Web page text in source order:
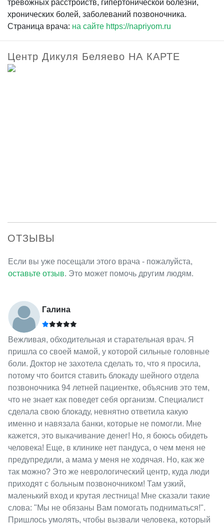
тревожных расстройств, гипертонической болезни,
хронических болей, заболеваний позвоночника.
Страница врача: на сайте https://napriyom.ru
Центр Дикуля Беляево НА КАРТЕ
ОТЗЫВЫ
Если вы уже посещали этого врача - пожалуйста,
оставьте отзыв. Это может помочь другим людям.
Галина
Вежливая, обходительная и старательная врач. Я
пришла со своей мамой, у которой сильные головные
боли. Доктор не захотела сделать то, что я просила,
потому что боится ставить блокаду шейного отдела
позвоночника 94 летней пациентке, объяснив это тем,
что не знает как поведет себя организм. Специалист
сделала свою блокаду, невнятно ответила какую
именно и навязала банки, которые не помогли. Мне
кажется, это выкачивание денег! Но, я боюсь обидеть
человека! Еще, в клинике нет пандуса, о чем меня не
предупредили, а мама у меня не ходячая. Но, как же
так можно? Это же неврологический центр, куда люди
приходят с больным позвоночником! Там узкий,
маленький вход и крутая лестница! Мне сказали такие
слова: "Мы не обязаны Вам помогать подниматься!".
Пришлось умолять, чтобы вызвали человека, который